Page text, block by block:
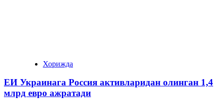
Хорижда
ЕИ Украинага Россия активларидан олинган 1,4
млрд евро ажратади